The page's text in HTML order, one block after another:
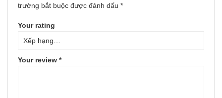
trường bắt buộc được đánh dấu *
Your rating
Your review *